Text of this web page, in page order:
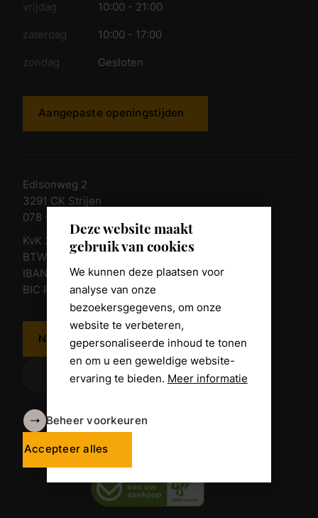
Deze website maakt
gebruik van cookies
We kunnen deze plaatsen voor
analyse van onze
bezoekersgegevens, om onze
website te verbeteren,
gepersonaliseerde inhoud te tonen
en om u een geweldige website-
ervaring te bieden. Meer informatie
Beheer voorkeuren
Accepteer alles
vrijdag 10:00 - 21:00
zaterdag 10:00 - 17:00
zondag Gesloten
Aangepaste openingstijden
Edisonweg 2
3291 CK Strijen
078 - 674 84 85
KvK 23011135
BTW nr. NL 805098938.B.01
IBAN NL10 RABO 0361 8039 58
BIC RABONL2U
Neem contact op
Algemene voorwaarden